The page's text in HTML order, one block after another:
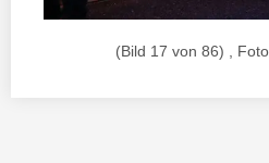
(Bild 17 von 86) ,